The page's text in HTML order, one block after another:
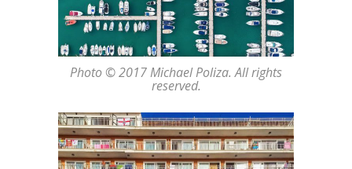
Photo © 2017 Michael Poliza. All rights
reserved.